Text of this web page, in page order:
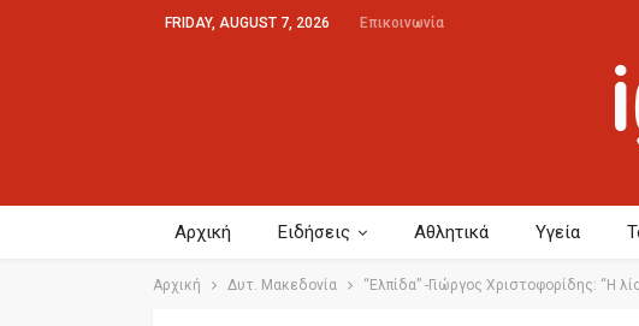
FRIDAY, AUGUST 7, 2026 Επικοινωνία
Αρχική Ειδήσεις Αθλητικά Υγεία
Αρχική Δυτ. Μακεδονία “Ελπίδα” -Γιώργος Χριστοφορίδης: “Η